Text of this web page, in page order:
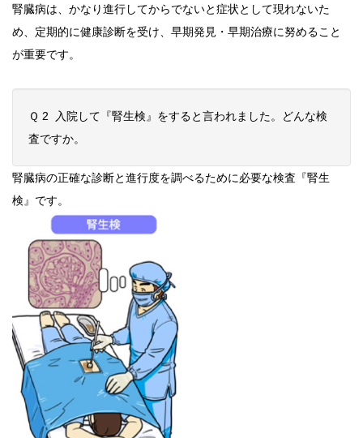
腎臓病は、かなり進行してからでないと症状として現れないた
め、定期的に健康診断を受け、早期発見・早期治療に努めること
が重要です。
Ｑ 2 入院して『腎生検』をすると言われました。どんな検
査ですか。
腎臓病の正確な診断と進行度を調べるために必要な検査『腎生
検』です。